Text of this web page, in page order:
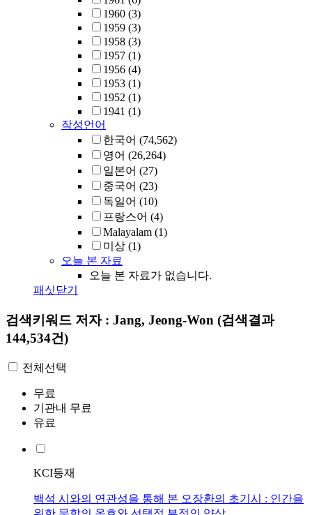
1960 (3)
1959 (3)
1958 (3)
1957 (1)
1956 (4)
1953 (1)
1952 (1)
1941 (1)
작성언어
한국어 (74,562)
영어 (26,264)
일본어 (27)
중국어 (23)
독일어 (10)
프랑스어 (4)
Malayalam (1)
미상 (1)
오늘 본 자료
오늘 본 자료가 없습니다.
패싯닫기
검색키워드 저자 : Jang, Jeong-Won (검색결과
144,534건)
전체선택
무료
기관내 무료
유료
KCI등재
백석 시와의 연관성을 통해 본 오장환의 초기시 : 인간을